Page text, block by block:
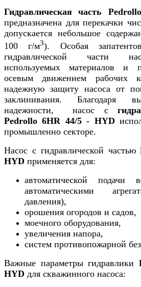
Гидравлическая часть
предназначена для перекачки
допускается небольшое
100 г/м3). Особая
гидравлической части
используемых материалов и
осевым движением рабочих
надежную защиту насоса от
заклинивания.
надежности, насос с
Pedrollo6HR 44/5 - HYD
промышленно секторе.
Насос с гидравлической частью
HYD применяется для:
автоматической подачи
автоматическими
давления),
орошения огородов и садов,
моечного оборудования,
увеличения напора,
систем противопожарной
Важные параметры гидравлики
HYD для скважинного насоса: